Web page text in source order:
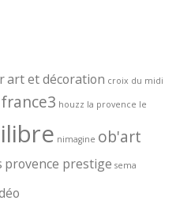
art et décoration croix du midi
france3 houzz la provence le
nimagine ob'art
provence prestige sema